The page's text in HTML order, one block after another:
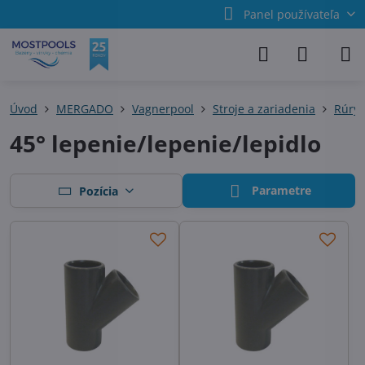
Panel používateľa
Úvod MERGADO Vagnerpool Stroje a zariadenia
45° lepenie/lepenie/lepidlo
Pozícia Parametre